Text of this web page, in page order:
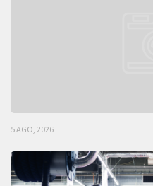
5 AGO, 2026